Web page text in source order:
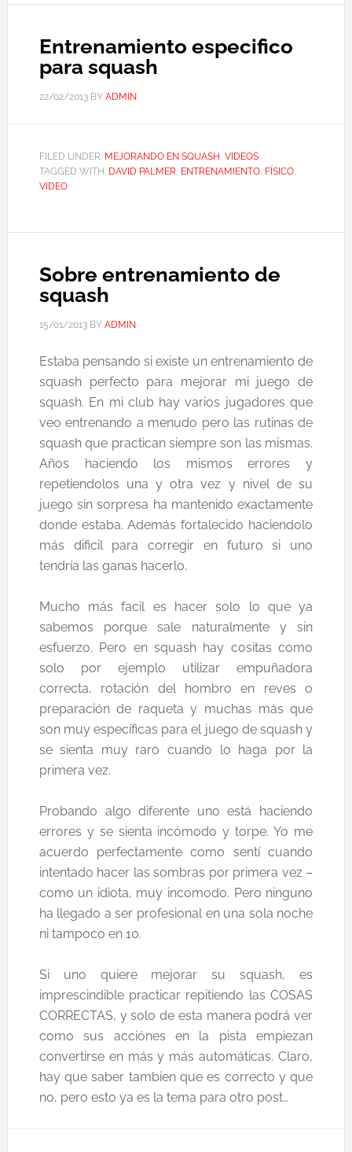
Entrenamiento especifico
para squash
22/02/2013BY ADMIN
FILED UNDER: MEJORANDO EN SQUASH , VIDEOS
TAGGED WITH: DAVID PALMER, ENTRENAMIENTO, FÍSICO,
VIDEO
Sobre entrenamiento de
squash
15/01/2013BY ADMIN
Estaba pensando si existe un entrenamiento de
squash perfecto para mejorar mi juego de
squash. En mi club hay varios jugadores que
veo entrenando a menudo pero las rutinas de
squash que practican siempre son las mismas.
Años haciendo los mismos errores y
repetiendolos una y otra vez y nivel de su
juego sin sorpresa ha mantenido exactamente
donde estaba. Además fortalecido haciendolo
más dificil para corregir en futuro si uno
tendría las ganas hacerlo.
Mucho más facil es hacer solo lo que ya
sabemos porque sale naturalmente y sin
esfuerzo. Pero en squash hay cositas como
solo por ejemplo utilizar empuñadora
correcta, rotación del hombro en reves o
preparación de raqueta y muchas más que
son muy específicas para el juego de squash y
se sienta muy raro cuando lo haga por la
primera vez.
Probando algo diferente uno está haciendo
errores y se sienta incómodo y torpe. Yo me
acuerdo perfectamente como sentí cuando
intentado hacer las sombras por primera vez –
como un idiota, muy incomodo. Pero ninguno
ha llegado a ser profesional en una sola noche
ni tampoco en 10.
Si uno quiere mejorar su squash, es
imprescindible practicar repitiendo las COSAS
CORRECTAS, y solo de esta manera podrá ver
como sus acciónes en la pista empiezan
convertirse en más y más automáticas. Claro,
hay que saber tambien que es correcto y que
no, pero esto ya es la tema para otro post…